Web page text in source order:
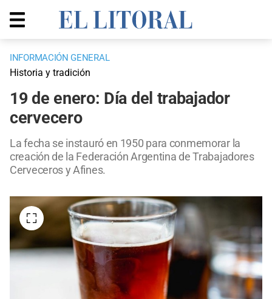
INFORMACIÓN GENERAL
Historia y tradición
19 de enero: Día del trabajador
cervecero
La fecha se instauró en 1950 para conmemorar la
creación de la Federación Argentina de Trabajadores
Cerveceros y Afines.